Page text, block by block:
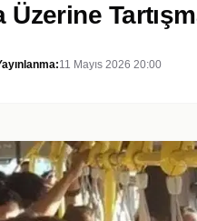
Üzerine
11 Mayıs 2026 20:00